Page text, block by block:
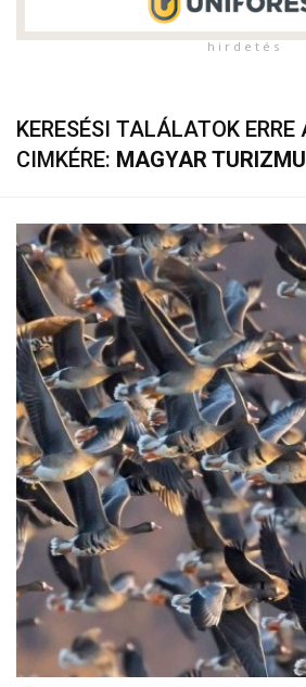
h i r d e t é s
KERESÉSI TALÁLATOK ERRE
CIMKÉRE: MAGYAR